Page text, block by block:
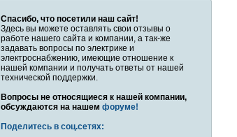
Спасибо, что посетили наш сайт!
Здесь вы можете оставлять свои отзывы о
работе нашего сайта и компании, а так-же
задавать вопросы по электрике и
электроснабжению, имеющие отношение к
нашей компании и получать ответы от нашей
технической поддержки.
Вопросы не относящиеся к нашей компании,
обсуждаются на нашем форуме!
Поделитесь в соц.сетях: